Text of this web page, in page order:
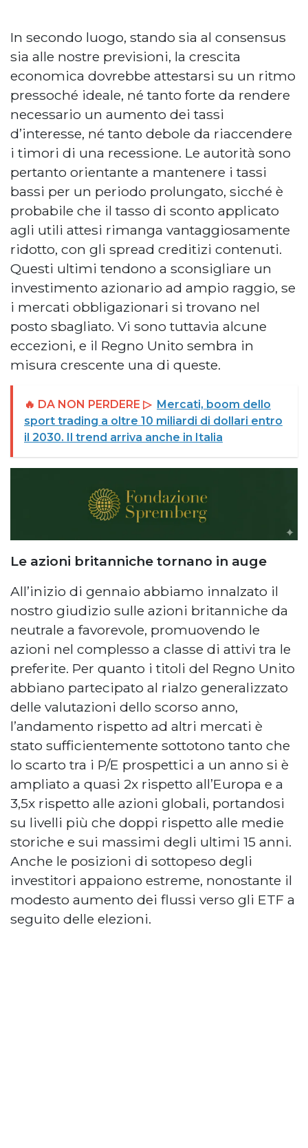
In secondo luogo, stando sia al consensus
sia alle nostre previsioni, la crescita
economica dovrebbe attestarsi su un ritmo
pressoché ideale, né tanto forte da rendere
necessario un aumento dei tassi
d’interesse, né tanto debole da riaccendere
i timori di una recessione. Le autorità sono
pertanto orientante a mantenere i tassi
bassi per un periodo prolungato, sicché è
probabile che il tasso di sconto applicato
agli utili attesi rimanga vantaggiosamente
ridotto, con gli spread creditizi contenuti.
Questi ultimi tendono a sconsigliare un
investimento azionario ad ampio raggio, se
i mercati obbligazionari si trovano nel
posto sbagliato. Vi sono tuttavia alcune
eccezioni, e il Regno Unito sembra in
misura crescente una di queste.
🔥 DA NON PERDERE ▷ Mercati, boom dello
sport trading a oltre 10 miliardi di dollari entro
il 2030. Il trend arriva anche in Italia
Le azioni britanniche tornano in auge
All’inizio di gennaio abbiamo innalzato il
nostro giudizio sulle azioni britanniche da
neutrale a favorevole, promuovendo le
azioni nel complesso a classe di attivi tra le
preferite. Per quanto i titoli del Regno Unito
abbiano partecipato al rialzo generalizzato
delle valutazioni dello scorso anno,
l’andamento rispetto ad altri mercati è
stato sufficientemente sottotono tanto che
lo scarto tra i P/E prospettici a un anno si è
ampliato a quasi 2x rispetto all’Europa e a
3,5x rispetto alle azioni globali, portandosi
su livelli più che doppi rispetto alle medie
storiche e sui massimi degli ultimi 15 anni.
Anche le posizioni di sottopeso degli
investitori appaiono estreme, nonostante il
modesto aumento dei flussi verso gli ETF a
seguito delle elezioni.